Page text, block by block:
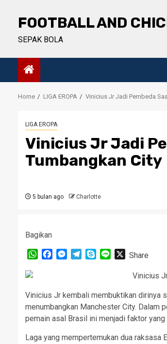
contentFOOTBALL AND
SEPAK BOLA
Home LIGA EROPA Vinicius Jr Jadi Pembeda
LIGA EROPA
Vinicius Jr Jadi
Tumbangkan City
5 bulan ago Charlotte
Bagikan
WhatsApp
FacebookMessenger
TelegramSkypeLine XShare
Vinicius Jr kembali membuktikan dirinya
menumbangkan Manchester City. Dalam
pemain asal Brasil ini menjadi faktor
Laga yang mempertemukan dua raksasa